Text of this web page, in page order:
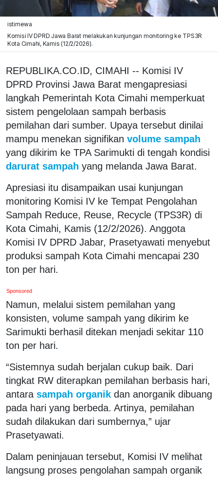
istimewa
Komisi IV DPRD Jawa Barat melakukan kunjungan monitoring ke TPS3R
Kota Cimahi, Kamis (12/2/2026).
REPUBLIKA.CO.ID, CIMAHI -- Komisi IV
DPRD Provinsi Jawa Barat mengapresiasi
langkah Pemerintah Kota Cimahi memperkuat
sistem pengelolaan sampah berbasis
pemilahan dari sumber. Upaya tersebut dinilai
mampu menekan signifikan volume sampah
yang dikirim ke TPA Sarimukti di tengah kondisi
darurat sampah yang melanda Jawa Barat.
Apresiasi itu disampaikan usai kunjungan
monitoring Komisi IV ke Tempat Pengolahan
Sampah Reduce, Reuse, Recycle (TPS3R) di
Kota Cimahi, Kamis (12/2/2026). Anggota
Komisi IV DPRD Jabar, Prasetyawati menyebut
produksi sampah Kota Cimahi mencapai 230
ton per hari.
Sponsored
Namun, melalui sistem pemilahan yang
konsisten, volume sampah yang dikirim ke
Sarimukti berhasil ditekan menjadi sekitar 110
ton per hari.
“Sistemnya sudah berjalan cukup baik. Dari
tingkat RW diterapkan pemilahan berbasis hari,
antara sampah organik dan anorganik dibuang
pada hari yang berbeda. Artinya, pemilahan
sudah dilakukan dari sumbernya,” ujar
Prasetyawati.
Dalam peninjauan tersebut, Komisi IV melihat
langsung proses pengolahan sampah organik